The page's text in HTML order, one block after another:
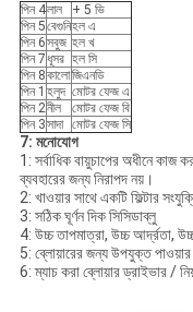
পিন 4লাল
+ 5 ভি
পিন 5বেগুনিহল এ
পিন 6সবুজ হল খ
পিন 7ধূসর হল সি
পিন 8কালোজিএনডি
পিন 1 হলুদ মোটর ফেজ এ
পিন 2নীল
মোটর ফেজ বি
পিন 3সাদা মোটর ফেজ সি
7: মনোযোগ
1: সর্বাধিক বায়ুচাপের অধীনে কাজ
ব্যবহারের জন্য নিরাপদ নয়।
2: খাওয়ার সাথে একটি ফিল্টার
3: সঠিক ঘূর্ণন দিক সিসিডাব্লু
4: উচ্চ তাপমাত্রা, উচ্চ আর্দ্রতা,
5: ব্লোয়ারের জন্য উপযুক্ত
6: ম্যাচ করা ব্লোয়ার ড্রাইভার /